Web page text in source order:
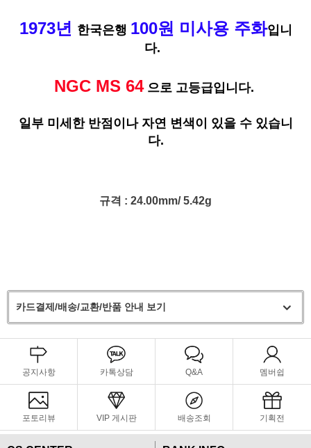
1973년 한국은행 100원 미사용 주화입니
다.
NGC MS 64 으로 고등급입니다.
일부 미세한 반점이나 자연 변색이 있을 수 있습니
다.
규격 : 24.00mm/ 5.42g
카드결제/배송/교환/반품 안내 보기
공지사항 카톡상담 Q&A 멤버쉽
포토리뷰 VIP 게시판 배송조회 기획전